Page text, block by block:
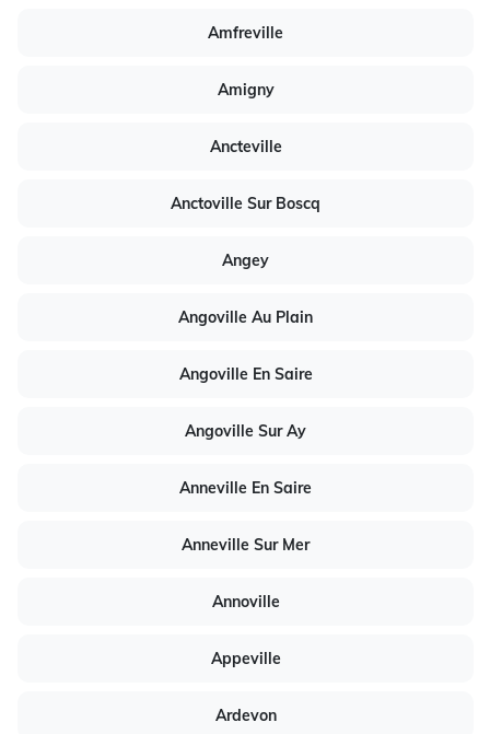
Amfreville
Amigny
Ancteville
Anctoville Sur Boscq
Angey
Angoville Au Plain
Angoville En Saire
Angoville Sur Ay
Anneville En Saire
Anneville Sur Mer
Annoville
Appeville
Ardevon